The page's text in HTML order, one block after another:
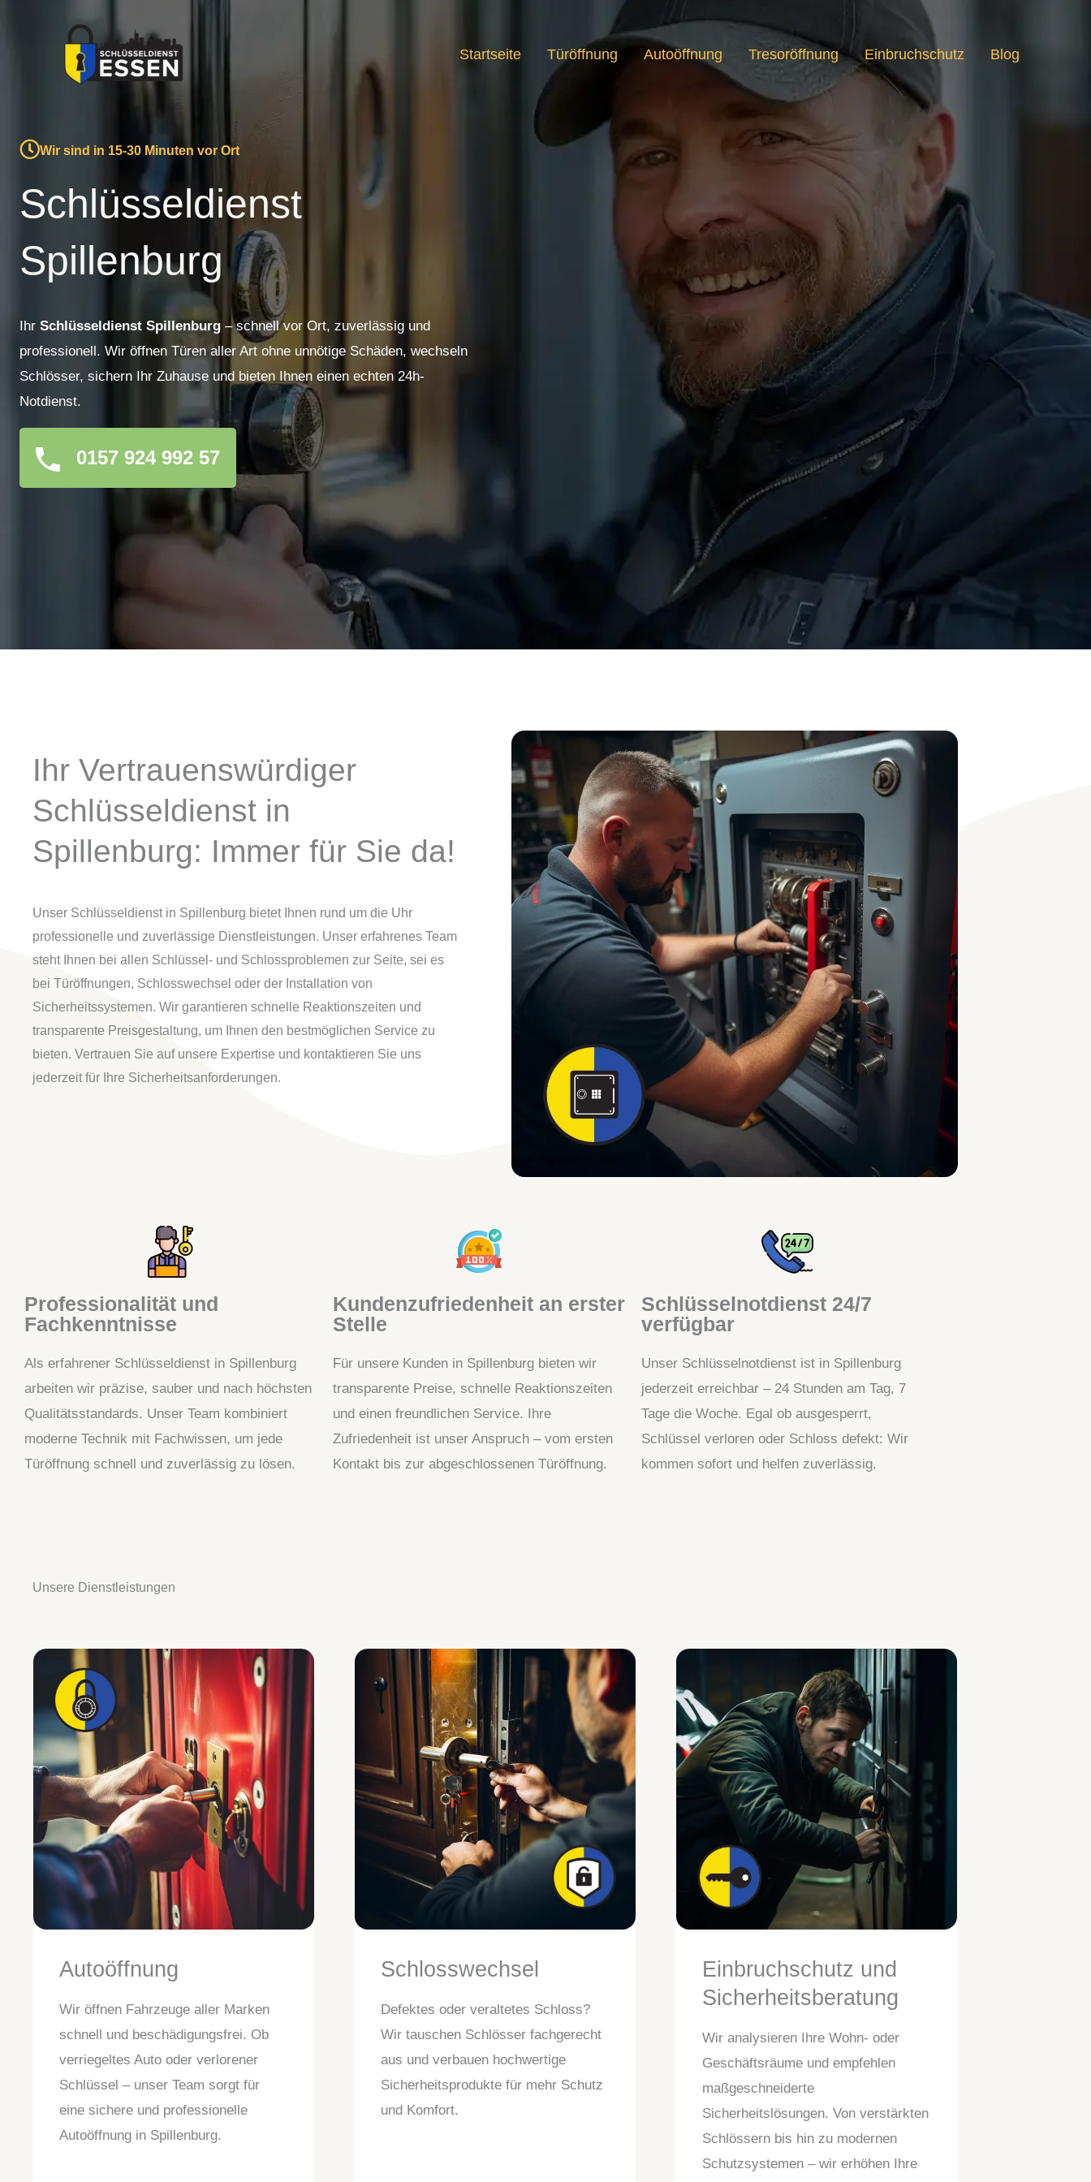
Startseite Türöffnung Autoöffnung Tresoröffnung Einbruchschutz Blog
Wir sind in 15-30 Minuten vor Ort
Schlüsseldienst
Spillenburg
Ihr Schlüsseldienst Spillenburg – schnell vor Ort, zuverlässig und
professionell. Wir öffnen Türen aller Art ohne unnötige Schäden, wechseln
Schlösser, sichern Ihr Zuhause und bieten Ihnen einen echten 24h-
Notdienst.
0157 924 992 57
Ihr Vertrauenswürdiger
Schlüsseldienst in
Spillenburg: Immer für Sie da!
Unser Schlüsseldienst in Spillenburg bietet Ihnen rund um die Uhr
professionelle und zuverlässige Dienstleistungen. Unser erfahrenes Team
steht Ihnen bei allen Schlüssel- und Schlossproblemen zur Seite, sei es
bei Türöffnungen, Schlosswechsel oder der Installation von
Sicherheitssystemen. Wir garantieren schnelle Reaktionszeiten und
transparente Preisgestaltung, um Ihnen den bestmöglichen Service zu
bieten. Vertrauen Sie auf unsere Expertise und kontaktieren Sie uns
jederzeit für Ihre Sicherheitsanforderungen.
Professionalität und
Fachkenntnisse
Als erfahrener Schlüsseldienst in Spillenburg
arbeiten wir präzise, sauber und nach höchsten
Qualitätsstandards. Unser Team kombiniert
moderne Technik mit Fachwissen, um jede
Türöffnung schnell und zuverlässig zu lösen.
Kundenzufriedenheit an erster
Stelle
Für unsere Kunden in Spillenburg bieten wir
transparente Preise, schnelle Reaktionszeiten
und einen freundlichen Service. Ihre
Zufriedenheit ist unser Anspruch – vom ersten
Kontakt bis zur abgeschlossenen Türöffnung.
Schlüsselnotdienst 24/7
verfügbar
Unser Schlüsselnotdienst ist in Spillenburg
jederzeit erreichbar – 24 Stunden am Tag, 7
Tage die Woche. Egal ob ausgesperrt,
Schlüssel verloren oder Schloss defekt: Wir
kommen sofort und helfen zuverlässig.
Unsere Dienstleistungen
Autoöffnung
Wir öffnen Fahrzeuge aller Marken
schnell und beschädigungsfrei. Ob
verriegeltes Auto oder verlorener
Schlüssel – unser Team sorgt für
eine sichere und professionelle
Autoöffnung in Spillenburg.
Schlosswechsel
Defektes oder veraltetes Schloss?
Wir tauschen Schlösser fachgerecht
aus und verbauen hochwertige
Sicherheitsprodukte für mehr Schutz
und Komfort.
Einbruchschutz und
Sicherheitsberatung
Wir analysieren Ihre Wohn- oder
Geschäftsräume und empfehlen
maßgeschneiderte
Sicherheitslösungen. Von verstärkten
Schlössern bis hin zu modernen
Schutzsystemen – wir erhöhen Ihre